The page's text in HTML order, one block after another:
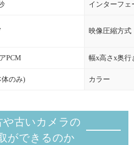
インターフェ
映像圧縮方式
PCM 幅x高さx奥行
のみ) カラー
や古いカメラの
ができるのか